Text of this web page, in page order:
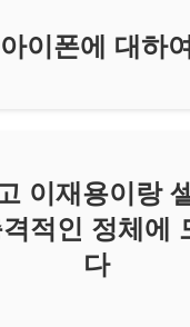
아이폰에 대하여
이재용이랑
적인 정체에
다